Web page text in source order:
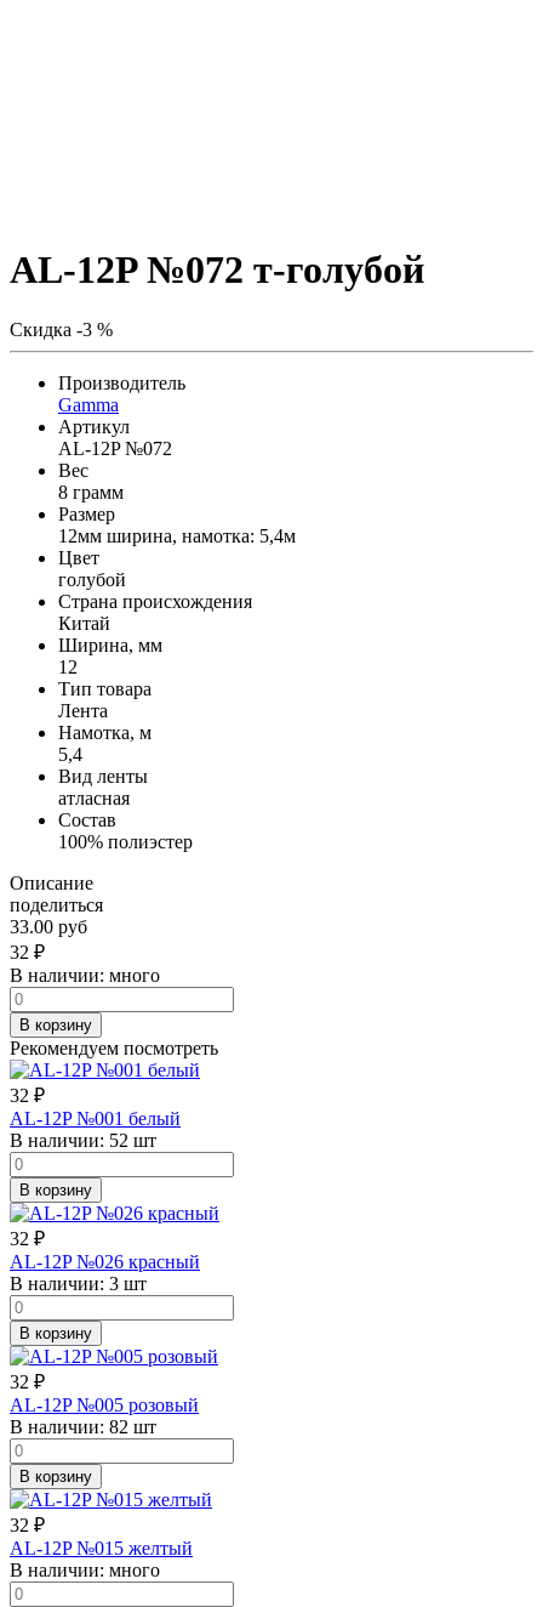
AL-12P №072 т-голубой
Скидка -3 %
Производитель
Gamma
Артикул
AL-12P №072
Вес
8 грамм
Размер
12мм ширина, намотка: 5,4м
Цвет
голубой
Страна происхождения
Китай
Ширина, мм
12
Тип товара
Лента
Намотка, м
5,4
Вид ленты
атласная
Состав
100% полиэстер
Описание
поделиться
33.00 руб
32 ₽
В наличии: много
В корзину
Рекомендуем посмотреть
32 ₽
AL-12P №001 белый
В наличии: 52 шт
В корзину
32 ₽
AL-12P №026 красный
В наличии: 3 шт
В корзину
32 ₽
AL-12P №005 розовый
В наличии: 82 шт
В корзину
32 ₽
AL-12P №015 желтый
В наличии: много